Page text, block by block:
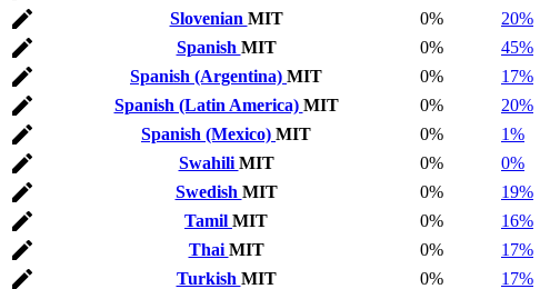
Slovenian MIT 0% 20%
Spanish MIT 0% 45%
Spanish (Argentina) MIT 0% 17%
Spanish (Latin America) MIT 0% 20%
Spanish (Mexico) MIT 0% 1%
Swahili MIT 0% 0%
Swedish MIT 0% 19%
Tamil MIT 0% 16%
Thai MIT 0% 17%
Turkish MIT 0% 17%